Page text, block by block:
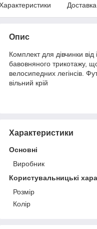
Доставка
Опис
Комплект для дівчинки
бавовняного трикотажу,
велосипедних легінсів.
вільний крій
Характеристики
Основні
Виробник
Користувальницькі
Розмір
Колір